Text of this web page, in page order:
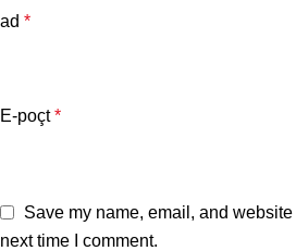
ad *
E-poçt*
Save my name, email, and
next time I comment.